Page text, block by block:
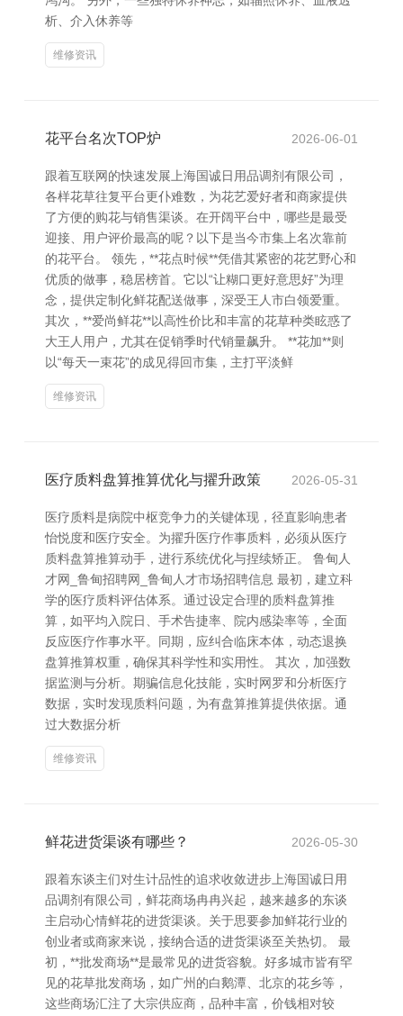
析、介入休养等
维修资讯
花平台名次TOP炉 2026-06-01
跟着互联网的快速发展上海国诚日用品调剂有限公司，
各样花草往复平台更仆难数，为花艺爱好者和商家提供
了方便的购花与销售渠谈。在开阔平台中，哪些是最受
迎接、用户评价最高的呢？以下是当今市集上名次靠前
的花平台。 领先，**花点时候**凭借其紧密的花艺野心和
优质的做事，稳居榜首。它以“让糊口更好意思好”为理
念，提供定制化鲜花配送做事，深受王人市白领爱重。
其次，**爱尚鲜花**以高性价比和丰富的花草种类眩惑了
大王人用户，尤其在促销季时代销量飙升。 **花加**则
以“每天一束花”的成见得回市集，主打平淡鲜
维修资讯
医疗质料盘算推算优化与擢升政策 2026-05-31
医疗质料是病院中枢竞争力的关键体现，径直影响患者
怡悦度和医疗安全。为擢升医疗作事质料，必须从医疗
质料盘算推算动手，进行系统优化与捏续矫正。 鲁甸人
才网_鲁甸招聘网_鲁甸人才市场招聘信息 最初，建立科
学的医疗质料评估体系。通过设定合理的质料盘算推
算，如平均入院日、手术告捷率、院内感染率等，全面
反应医疗作事水平。同期，应纠合临床本体，动态退换
盘算推算权重，确保其科学性和实用性。 其次，加强数
据监测与分析。期骗信息化技能，实时网罗和分析医疗
数据，实时发现质料问题，为有盘算推算提供依据。通
过大数据分析
维修资讯
鲜花进货渠谈有哪些？ 2026-05-30
跟着东谈主们对生计品性的追求收敛进步上海国诚日用
品调剂有限公司，鲜花商场冉冉兴起，越来越多的东谈
主启动心情鲜花的进货渠谈。关于思要参加鲜花行业的
创业者或商家来说，接纳合适的进货渠谈至关热切。 最
初，**批发商场**是最常见的进货容貌。好多城市皆有罕
见的花草批发商场，如广州的白鹅潭、北京的花乡等，
这些商场汇注了大宗供应商，品种丰富，价钱相对较